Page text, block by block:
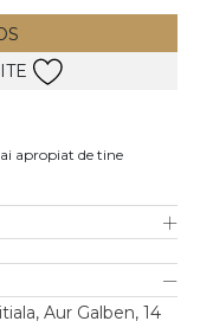
apropiat de tine
Aur Galben, 14